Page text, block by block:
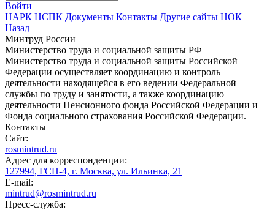
Войти
НАРК НСПК Документы Контакты Другие сайты НОК
Назад
Минтруд России
Министерство труда и социальной защиты РФ
Министерство труда и социальной защиты Российской
Федерации осуществляет координацию и контроль
деятельности находящейся в его ведении Федеральной
службы по труду и занятости, а также координацию
деятельности Пенсионного фонда Российской Федерации и
Фонда социального страхования Российской Федерации.
Контакты
Сайт:
rosmintrud.ru
Адрес для корреспонденции:
127994, ГСП-4, г. Москва, ул. Ильинка, 21
E-mail:
mintrud@rosmintrud.ru
Пресс-служба: